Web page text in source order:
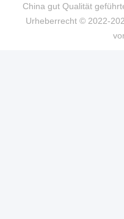
China gut Qualität
Urheberrecht © 2022-